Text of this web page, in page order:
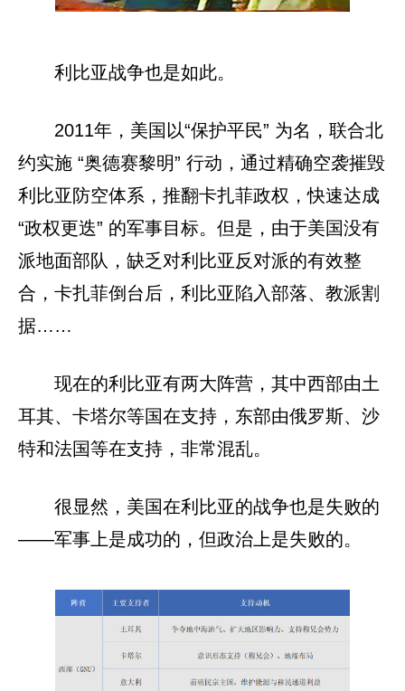
利比亚战争也是如此。
2011年，美国以“保护平民” 为名，联合北
约实施 “奥德赛黎明” 行动，通过精确空袭摧毁
利比亚防空体系，推翻卡扎菲政权，快速达成
“政权更迭” 的军事目标。但是，由于美国没有
派地面部队，缺乏对利比亚反对派的有效整
合，卡扎菲倒台后，利比亚陷入部落、教派割
据……
现在的利比亚有两大阵营，其中西部由土
耳其、卡塔尔等国在支持，东部由俄罗斯、沙
特和法国等在支持，非常混乱。
很显然，美国在利比亚的战争也是失败的
——军事上是成功的，但政治上是失败的。